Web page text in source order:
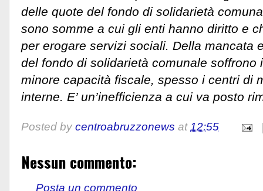
delle quote del fondo di solidarietà
sono somme a cui gli enti hanno diritto e
per erogare servizi sociali. Della mancata
del fondo di solidarietà comunale soffrono
minore capacità fiscale, spesso i centri di
interne. E’ un’inefficienza a cui va posto
Posted by centroabruzzonews at12:55
Nessun commento:
Posta un commento